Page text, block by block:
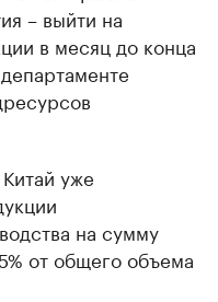
– выйти на
в месяц до конца
уже
на сумму
от общего объема